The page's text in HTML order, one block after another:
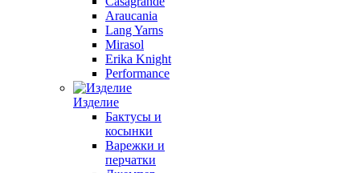
Araucania
Lang Yarns
Mirasol
Erika Knight
Performance
Изделие
Бактусы и
косынки
Варежки и
перчатки